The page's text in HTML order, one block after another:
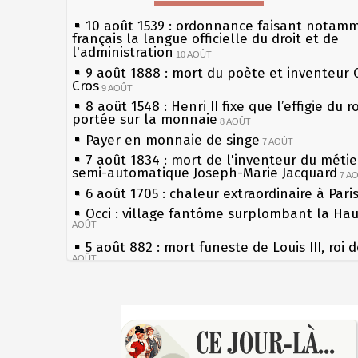
10 août 1539 : ordonnance faisant
français la langue officielle du droit et de
l'administration 10 AOÛT
9 août 1888 : mort du poète et inventeur
Cros 9 AOÛT
8 août 1548 : Henri II fixe que l’effigie du
portée sur la monnaie 8 AOÛT
Payer en monnaie de singe 7 AOÛT
7 août 1834 : mort de l'inventeur du
semi-automatique Joseph-Marie Jacquard 7
6 août 1705 : chaleur extraordinaire à Paris
Occi : village fantôme surplombant la
AOÛT
5 août 882 : mort funeste de Louis III, roi
AOÛT
Rouelle 3 AOÛT
Musée Jean de La Fontaine : réouverture
les siècles
27 mai 1610 : supplice de François
du roi Henri IV